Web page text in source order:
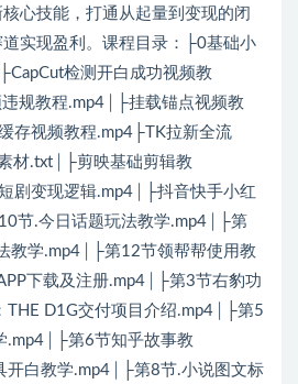
心技能，打通从起量到变现的闭
实现盈利。课程目录：├0基础小
检测开白成功视频教
规教程.mp4│├挂载锚点视频教
存视频教程.mp4├TK拉新全流
材.txt│├剪映基础剪辑教
剧变现逻辑.mp4│├抖音快手小红
节.今日话题玩法教学.mp4│├第
教学.mp4│├第12节领帮帮使用教
下载及注册.mp4│├第3节右豹功
D1G交付项目介绍.mp4│├第5
.mp4│├第6节知乎故事教
白教学.mp4│├第8节.小说图文标